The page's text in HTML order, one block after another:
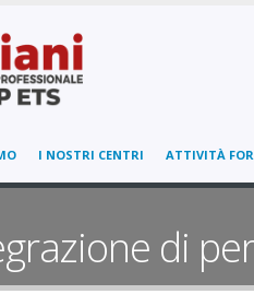
I NOSTRI CENTRI ATTIVITÀ
di